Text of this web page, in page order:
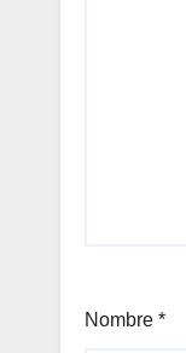
Nombre *